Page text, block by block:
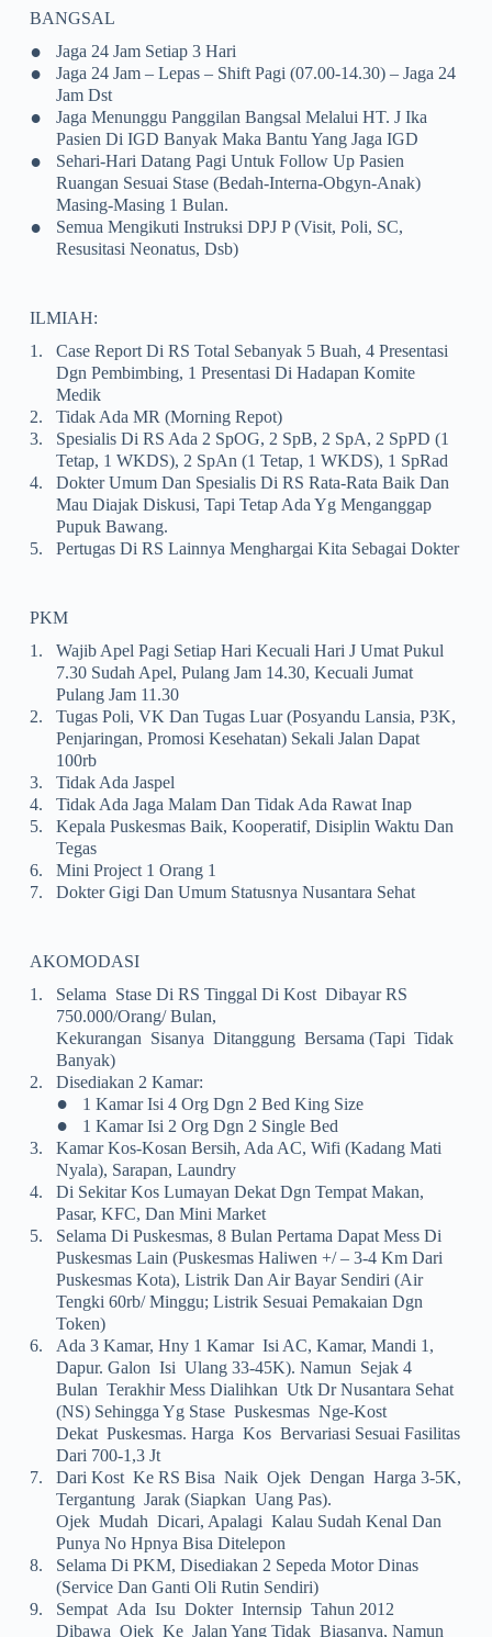
BANGSAL
• Jaga 24 Jam Setiap 3 Hari
•
Jaga 24 Jam – Lepas – Shift Pagi (07.00-14.30) – Jaga 24
Jam Dst
•
Jaga Menunggu Panggilan Bangsal Melalui HT. J Ika
Pasien Di IGD Banyak Maka Bantu Yang Jaga IGD
•
Sehari-Hari Datang Pagi Untuk Follow Up Pasien
Ruangan Sesuai Stase (bedah-Interna-Obgyn-Anak)
Masing-Masing 1 Bulan.
•
Semua Mengikuti Instruksi DPJ P (visit, Poli, SC,
Resusitasi Neonatus, Dsb)
ILMIAH:
1.
Case Report Di RS Total Sebanyak 5 Buah, 4 Presentasi
Dgn Pembimbing, 1 Presentasi Di Hadapan Komite
Medik
2.
Tidak Ada MR (Morning Repot)
3.
Spesialis Di RS Ada 2 SpOG, 2 SpB, 2 SpA, 2 SpPD (1
Tetap, 1 WKDS), 2 SpAn (1 Tetap, 1 WKDS), 1 SpRad
4.
Dokter Umum Dan Spesialis Di RS Rata-Rata Baik Dan
Mau Diajak Diskusi, Tapi Tetap Ada Yg Menganggap
Pupuk Bawang.
5.
Pertugas Di RS Lainnya Menghargai Kita Sebagai Dokter
PKM
1.
Wajib Apel Pagi Setiap Hari Kecuali Hari J Umat Pukul
7.30 Sudah Apel, Pulang Jam 14.30, Kecuali Jumat
Pulang Jam 11.30
2.
Tugas Poli, VK Dan Tugas Luar (posyandu Lansia, P3K,
Penjaringan, Promosi Kesehatan) Sekali Jalan Dapat
100rb
3.
Tidak Ada Jaspel
4.
Tidak Ada Jaga Malam Dan Tidak Ada Rawat Inap
5.
Kepala Puskesmas Baik, Kooperatif, Disiplin Waktu Dan
Tegas
6.
Mini Project 1 Orang 1
7.
Dokter Gigi Dan Umum Statusnya Nusantara Sehat
AKOMODASI
1.
Selama Stase Di RS Tinggal Di Kost Dibayar RS
750.000/orang/ Bulan,
Kekurangan Sisanya Ditanggung Bersama (tapi Tidak
Banyak)
2.
Disediakan 2 Kamar:
• 1 Kamar Isi 4 Org Dgn 2 Bed King Size
•
1 Kamar Isi 2 Org Dgn 2 Single Bed
3.
Kamar Kos-Kosan Bersih, Ada AC, Wifi (kadang Mati
Nyala), Sarapan, Laundry
4.
Di Sekitar Kos Lumayan Dekat Dgn Tempat Makan,
Pasar, KFC, Dan Mini Market
5.
Selama Di Puskesmas, 8 Bulan Pertama Dapat Mess Di
Puskesmas Lain (Puskesmas Haliwen +/ – 3-4 Km Dari
Puskesmas Kota), Listrik Dan Air Bayar Sendiri (air
Tengki 60rb/ Minggu; Listrik Sesuai Pemakaian Dgn
Token)
6.
Ada 3 Kamar, Hny 1 Kamar Isi AC, Kamar, Mandi 1,
Dapur. Galon Isi Ulang 33-45K). Namun Sejak 4
Bulan Terakhir Mess Dialihkan Utk Dr Nusantara Sehat
(NS) Sehingga Yg Stase Puskesmas Nge-Kost
Dekat Puskesmas. Harga Kos Bervariasi Sesuai Fasilitas
Dari 700-1,3 Jt
7.
Dari Kost Ke RS Bisa Naik Ojek Dengan Harga 3-5K,
Tergantung Jarak (siapkan Uang Pas).
Ojek Mudah Dicari, Apalagi Kalau Sudah Kenal Dan
Punya No Hpnya Bisa Ditelepon
8.
Selama Di PKM, Disediakan 2 Sepeda Motor Dinas
(service Dan Ganti Oli Rutin Sendiri)
9.
Sempat Ada Isu Dokter Internsip Tahun 2012
Dibawa Ojek Ke Jalan Yang Tidak Biasanya, Namun